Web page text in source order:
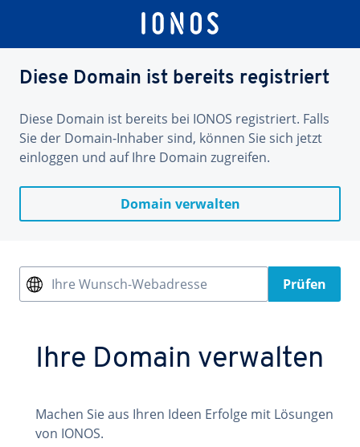
Diese Domain ist bereits registriert
Diese Domain ist bereits bei IONOS registriert. Falls
Sie der Domain-Inhaber sind, können Sie sich jetzt
einloggen und auf Ihre Domain zugreifen.
Domain verwalten
Ihre Wunsch-Webadresse Prüfen
Ihre Domain verwalten
Machen Sie aus Ihren Ideen Erfolge mit Lösungen
von IONOS.